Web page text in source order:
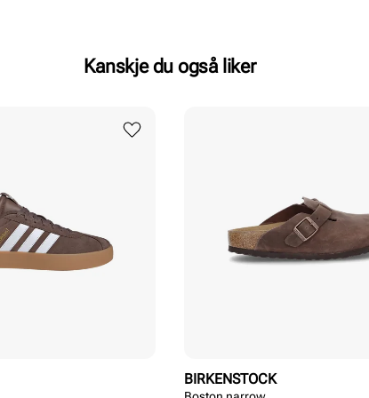
Kanskje du også liker
BIRKENSTOCK